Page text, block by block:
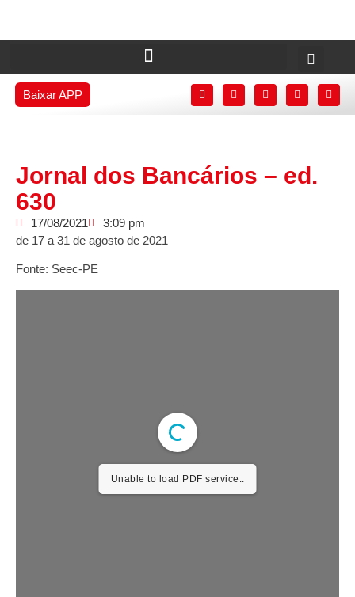
Baixar APP
Jornal dos Bancários – ed.
630
17/08/2021
3:09 pm
de 17 a 31 de agosto de 2021
Fonte: Seec-PE
Unable to load PDF service..